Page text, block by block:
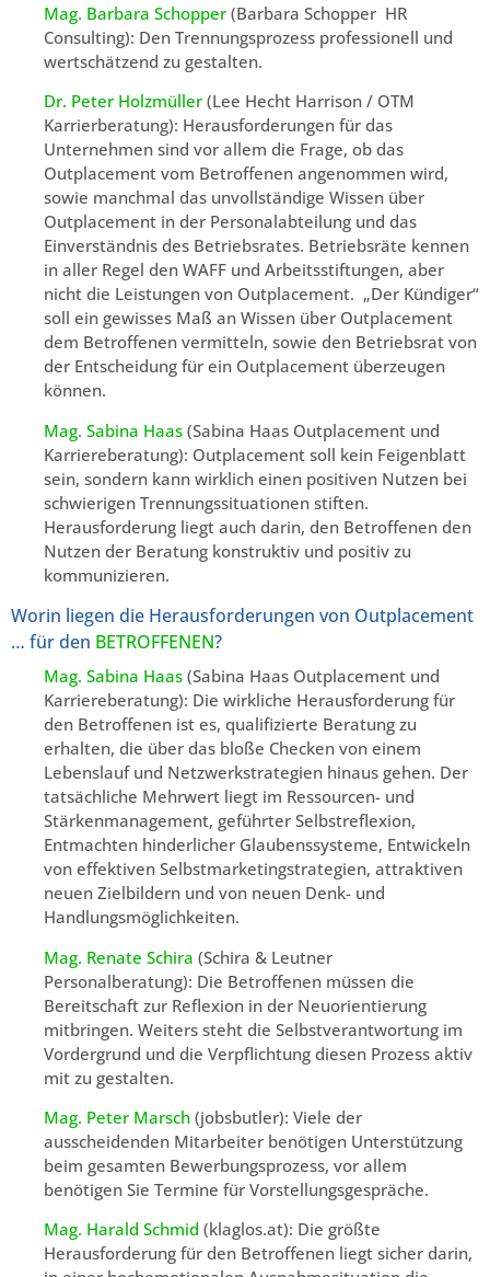
Mag. Barbara Schopper (Barbara Schopper HR
Consulting): Den Trennungsprozess professionell und
wertschätzend zu gestalten.
Dr. Peter Holzmüller (Lee Hecht Harrison / OTM
Karrierberatung): Herausforderungen für das
Unternehmen sind vor allem die Frage, ob das
Outplacement vom Betroffenen angenommen wird,
sowie manchmal das unvollständige Wissen über
Outplacement in der Personalabteilung und das
Einverständnis des Betriebsrates. Betriebsräte kennen
in aller Regel den WAFF und Arbeitsstiftungen, aber
nicht die Leistungen von Outplacement. „Der Kündiger“
soll ein gewisses Maß an Wissen über Outplacement
dem Betroffenen vermitteln, sowie den Betriebsrat von
der Entscheidung für ein Outplacement überzeugen
können.
Mag. Sabina Haas (Sabina Haas Outplacement und
Karriereberatung): Outplacement soll kein Feigenblatt
sein, sondern kann wirklich einen positiven Nutzen bei
schwierigen Trennungssituationen stiften.
Herausforderung liegt auch darin, den Betroffenen den
Nutzen der Beratung konstruktiv und positiv zu
kommunizieren.
Worin liegen die Herausforderungen von Outplacement
… für den BETROFFENEN?
Mag. Sabina Haas (Sabina Haas Outplacement und
Karriereberatung): Die wirkliche Herausforderung für
den Betroffenen ist es, qualifizierte Beratung zu
erhalten, die über das bloße Checken von einem
Lebenslauf und Netzwerkstrategien hinaus gehen. Der
tatsächliche Mehrwert liegt im Ressourcen- und
Stärkenmanagement, geführter Selbstreflexion,
Entmachten hinderlicher Glaubenssysteme, Entwickeln
von effektiven Selbstmarketingstrategien, attraktiven
neuen Zielbildern und von neuen Denk- und
Handlungsmöglichkeiten.
Mag. Renate Schira (Schira & Leutner
Personalberatung): Die Betroffenen müssen die
Bereitschaft zur Reflexion in der Neuorientierung
mitbringen. Weiters steht die Selbstverantwortung im
Vordergrund und die Verpflichtung diesen Prozess aktiv
mit zu gestalten.
Mag. Peter Marsch (jobsbutler): Viele der
ausscheidenden Mitarbeiter benötigen Unterstützung
beim gesamten Bewerbungsprozess, vor allem
benötigen Sie Termine für Vorstellungsgespräche.
Mag. Harald Schmid (klaglos.at): Die größte
Herausforderung für den Betroffenen liegt sicher darin,